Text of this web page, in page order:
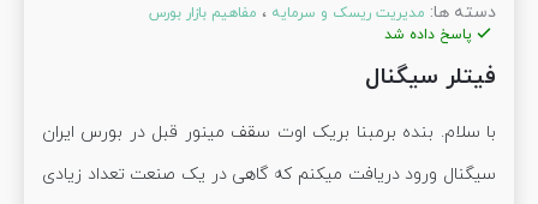
دسته ها: مدیریت ریسک و سرمایه ، مفاهیم بازار بورس
پاسخ داده شد
فیتلر سیگنال
با سلام. بنده برمبنا بریک اوت سقف مینور قبل در بورس ایران
سیگنال ورود دریافت میکنم که گاهی در یک صنعت تعداد زیادی